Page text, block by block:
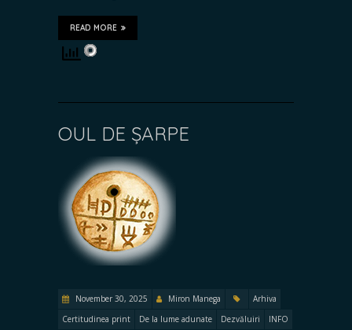
READ MORE
OUL DE ȘARPE
November 30, 2025 Miron Manega
Arhiva
Certitudinea print
De la lume adunate Dezvăluiri
INFO